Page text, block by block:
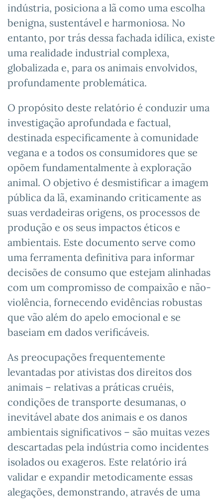
indústria, posiciona a lã como uma escolha
benigna, sustentável e harmoniosa. No
entanto, por trás dessa fachada idílica, existe
uma realidade industrial complexa,
globalizada e, para os animais envolvidos,
profundamente problemática.
O propósito deste relatório é conduzir uma
investigação aprofundada e factual,
destinada especificamente à comunidade
vegana e a todos os consumidores que se
opõem fundamentalmente à exploração
animal. O objetivo é desmistificar a imagem
pública da lã, examinando criticamente as
suas verdadeiras origens, os processos de
produção e os seus impactos éticos e
ambientais. Este documento serve como
uma ferramenta definitiva para informar
decisões de consumo que estejam alinhadas
com um compromisso de compaixão e não-
violência, fornecendo evidências robustas
que vão além do apelo emocional e se
baseiam em dados verificáveis.
As preocupações frequentemente
levantadas por ativistas dos direitos dos
animais – relativas a práticas cruéis,
condições de transporte desumanas, o
inevitável abate dos animais e os danos
ambientais significativos – são muitas vezes
descartadas pela indústria como incidentes
isolados ou exageros. Este relatório irá
validar e expandir metodicamente essas
alegações, demonstrando, através de uma